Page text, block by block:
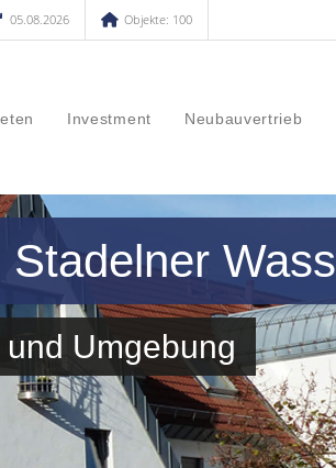
05.08.2026 Objekte: 100
Investment Neubauvertrieb
Umgebung